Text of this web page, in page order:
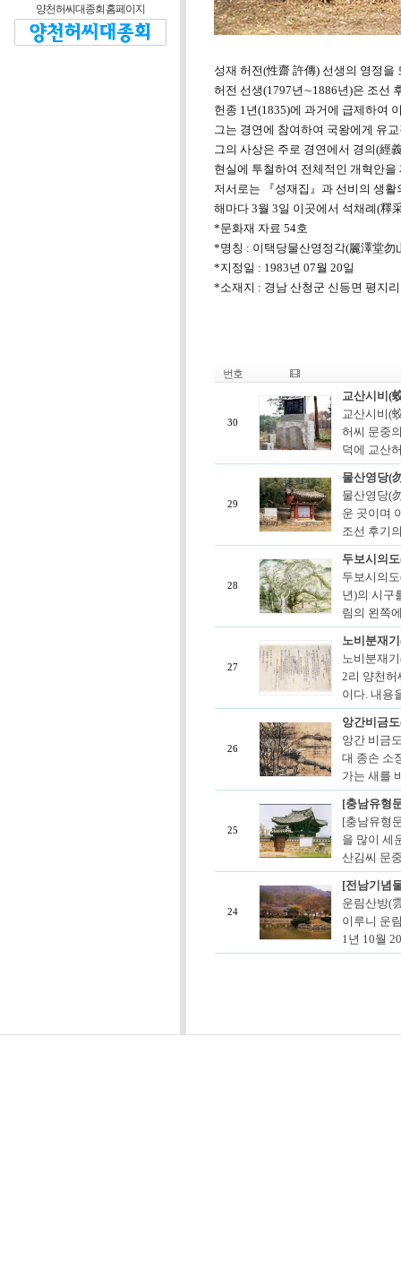
양천허씨대종회 홈페이지
성재 허전(性齋 許傳) 선생의 영정
허전 선생(1797년∼1886년)은 조선
헌종 1년(1835)에 과거에 급제하여
그는 경연에 참여하여 국왕에게 유
그의 사상은 주로 경연에서 경의(經
현실에 투철하여 전체적인 개혁안을
저서로는 『성재집』과 선비의 생
해마다 3월 3일 이곳에서 석채례(釋
*문화재 자료 54호
*명칭 : 이택당물산영정각(麗澤堂勿
*지정일 : 1983년 07월 20일
*소재지 : 경남 산청군 신등면 평지
번호
30
교산시비(
교산시비(
허씨 문중
덕에 교산
29
물산영당(
물산영당(
운 곳이며
조선 후기
28
두보시의
두보시의
년)의 시구
림의 왼쪽
27
노비분재
노비분재
2리 양천허
이다. 내용
26
앙간비금
앙간 비금
대 종손 소
가는 새를
25
[충남유형
[충남유형
을 많이 세
산김씨 문
24
[전남기념
운림산방(
이루니 운
1년 10월